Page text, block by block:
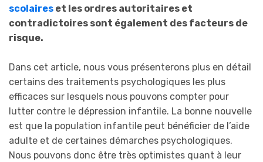
scolaires et les ordres autoritaires et
contradictoires sont également des facteurs de
risque.
Dans cet article, nous vous présenterons plus en détail
certains des traitements psychologiques les plus
efficaces sur lesquels nous pouvons compter pour
lutter contre le dépression infantile. La bonne nouvelle
est que la population infantile peut bénéficier de l’aide
adulte et de certaines démarches psychologiques.
Nous pouvons donc être très optimistes quant à leur